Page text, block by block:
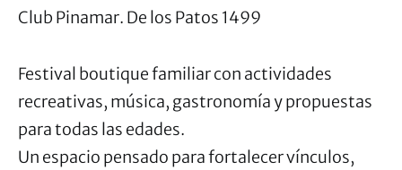
Club Pinamar. De los Patos 1499
Festival boutique familiar con actividades
recreativas, música, gastronomía y propuestas
para todas las edades.
Un espacio pensado para fortalecer vínculos,